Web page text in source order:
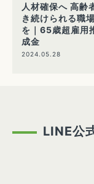
人材確保へ 高齢
き続けられる職
を｜65歳超雇用
成金
2024.05.28
LINE公